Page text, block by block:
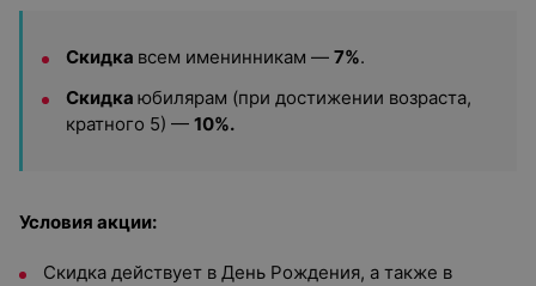
Скидка всем именинникам — 7%.
Скидка юбилярам (при достижении возраста,
кратного 5) — 10%.
Условия акции:
Скидка действует в День Рождения, а также в